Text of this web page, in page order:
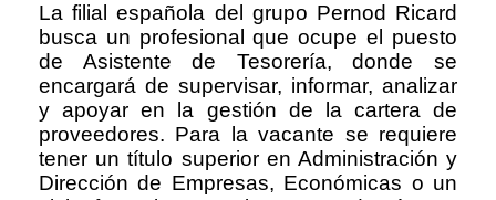
La filial española del grupo Pernod Ricard
busca un profesional que ocupe el puesto
de Asistente de Tesorería, donde se
encargará de supervisar, informar, analizar
y apoyar en la gestión de la cartera de
proveedores. Para la vacante se requiere
tener un título superior en Administración y
Dirección de Empresas, Económicas o un